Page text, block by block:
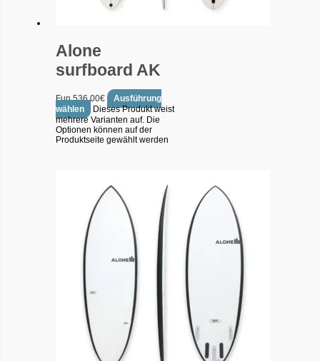
Alone
surfboard AK
Fun536.00€
Ausführung
wählen
Dieses Produkt weist
mehrere Varianten auf. Die
Optionen können auf der
Produktseite gewählt werden